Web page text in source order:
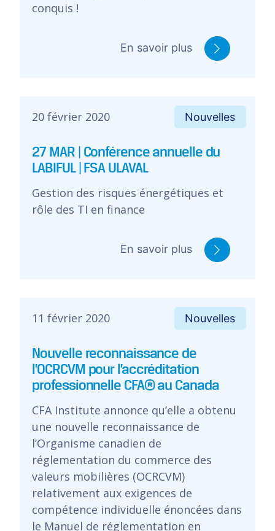
conquis !
En savoir plus
Nouvelles
20 février 2020
27 MAR | Conférence annuelle du
LABIFUL | FSA ULAVAL
Gestion des risques énergétiques et
rôle des TI en finance
En savoir plus
Nouvelles
11 février 2020
Nouvelle reconnaissance de
l’OCRCVM pour l’accréditation
professionnelle CFA® au Canada
CFA Institute annonce qu’elle a obtenu
une nouvelle reconnaissance de
l’Organisme canadien de
réglementation du commerce des
valeurs mobilières (OCRCVM)
relativement aux exigences de
compétence individuelle énoncées dans
le Manuel de réglementation en